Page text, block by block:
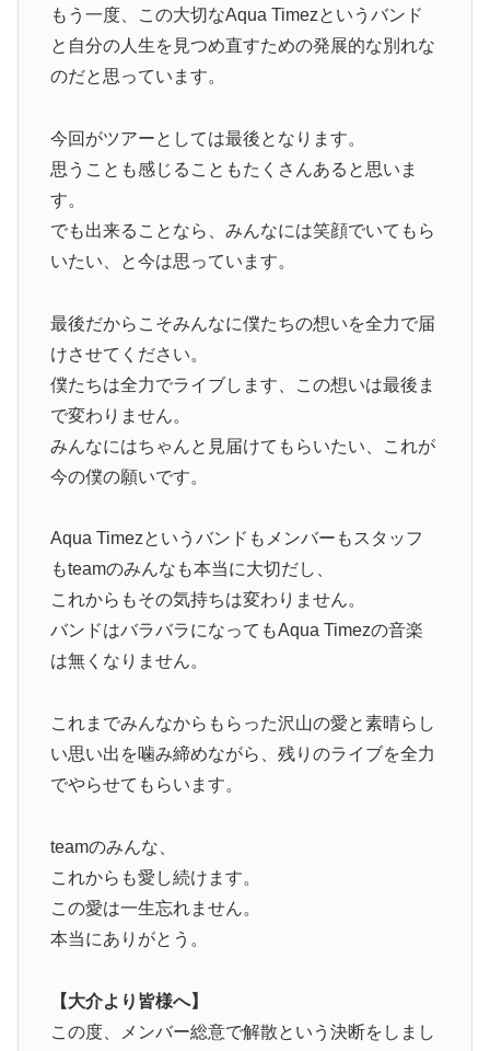
もう一度、この大切なAqua Timezというバンド
と自分の人生を見つめ直すための発展的な別れな
のだと思っています。
今回がツアーとしては最後となります。
思うことも感じることもたくさんあると思いま
す。
でも出来ることなら、みんなには笑顔でいてもら
いたい、と今は思っています。
最後だからこそみんなに僕たちの想いを全力で届
けさせてください。
僕たちは全力でライブします、この想いは最後ま
で変わりません。
みんなにはちゃんと見届けてもらいたい、これが
今の僕の願いです。
Aqua Timezというバンドもメンバーもスタッフ
もteamのみんなも本当に大切だし、
これからもその気持ちは変わりません。
バンドはバラバラになってもAqua Timezの音楽
は無くなりません。
これまでみんなからもらった沢山の愛と素晴らし
い思い出を噛み締めながら、残りのライブを全力
でやらせてもらいます。
teamのみんな、
これからも愛し続けます。
この愛は一生忘れません。
本当にありがとう。
【大介より皆様へ】
この度、メンバー総意で解散という決断をしまし